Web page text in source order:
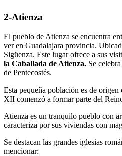
2-Atienza
El pueblo de Atienza se encuentra
ver en Guadalajara provincia.
Sigüenza. Este lugar ofrece a sus
la Caballada de Atienza. Se
de Pentecostés.
Esta pequeña población es de
XII comenzó a formar parte del
Atienza es un tranquilo pueblo con
caracteriza por sus viviendas con
Se destacan las grandes iglesias
mencionar: